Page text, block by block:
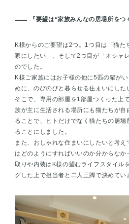
『要望は“家族みんなの居場所をつ
K様からのご要望は2つ。1つ目は「猫た
家にしたい」、そして2つ目が「オシャ
のでした。
K様ご家族にはお子様の他に5匹の猫が
めに、のびのびと暮らせる住まいにした
そこで、専用の部屋を1部屋つくった上
族が主に生活される場所にも猫たちが
ることで、ヒトだけでなく猫たちの居
ることにしました。
また、おしゃれな住まいにしたいと考
はどのようにすればいいのか分からなか
取りや内装はK様の望むライフスタイル
グした上で担当者と二人三脚で決めてい